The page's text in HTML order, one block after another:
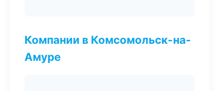
Компании в Комсомольск-на-
Амуре